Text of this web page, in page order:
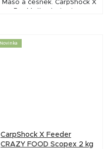
Maso a česnek. CarpShock X
Pro Method mixy jsou
Novinka
CarpShock X Feeder
CRAZY FOOD Scopex 2 kg